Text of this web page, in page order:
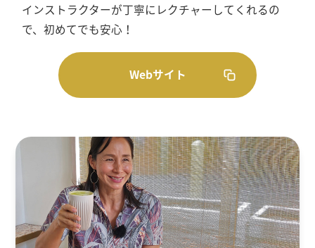
インストラクターが丁寧にレクチャーしてくれるの
で、初めてでも安心！
Webサイト